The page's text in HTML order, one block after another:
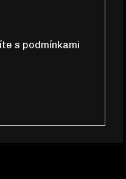
s podmínkami